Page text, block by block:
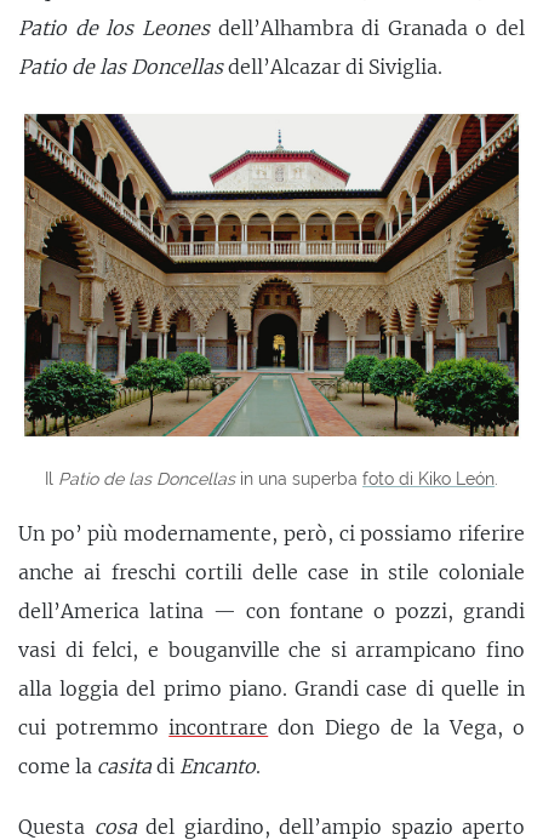
Patio de los Leonesdell’Alhambra di Granada o del
Patio de las Doncellasdell’Alcazar di Siviglia.
Il Patio de las Doncellasin una superba foto di Kiko León.
Un po’ più modernamente, però, ci possiamo riferire
anche ai freschi cortili delle case in stile coloniale
dell’America latina — con fontane o pozzi, grandi
vasi di felci, e bouganville che si arrampicano fino
alla loggia del primo piano. Grandi case di quelle in
cui potremmoincontrare don Diego de la Vega, o
come la casitadi Encanto.
Questa cosadel giardino, dell’ampio spazio aperto